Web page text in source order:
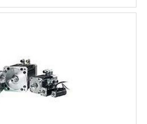
utilização ou em sua versão